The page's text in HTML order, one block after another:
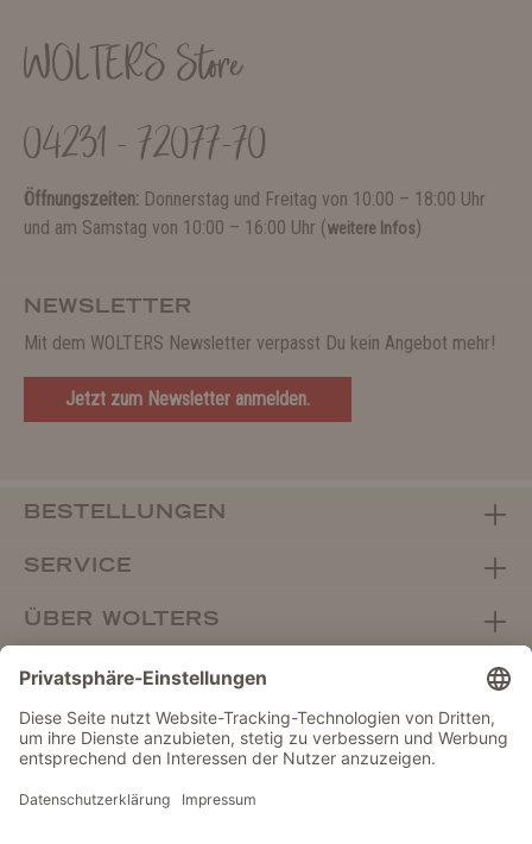
WOLTERS Store
04231 - 72077-70
Öffnungszeiten: Donnerstag und Freitag von 10:00 – 18:00 Uhr
und am Samstag von 10:00 – 16:00 Uhr (weitere Infos)
NEWSLETTER
Mit dem WOLTERS Newsletter verpasst Du kein Angebot mehr!
Jetzt zum Newsletter anmelden.
BESTELLUNGEN
SERVICE
ÜBER WOLTERS
FACHHANDEL
Vertrag widerrufen